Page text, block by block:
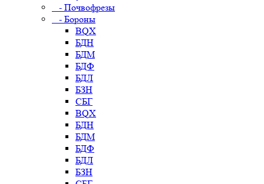
- Почвофрезы
- Бороны
BQX
БДН
БДМ
БДФ
БДЛ
БЗН
СБГ
BQX
БДН
БДМ
БДФ
БДЛ
БЗН